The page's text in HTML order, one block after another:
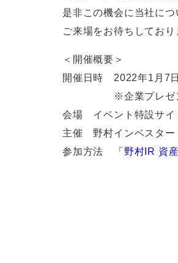
是非この機会に当社に
ご来場をお待ちしており
＜開催概要＞
開催日時 2022年1月7
※企業プレゼンおよ
会場 イベント特設サイ
主催 野村インベスター
参加方法
「野村IR 資